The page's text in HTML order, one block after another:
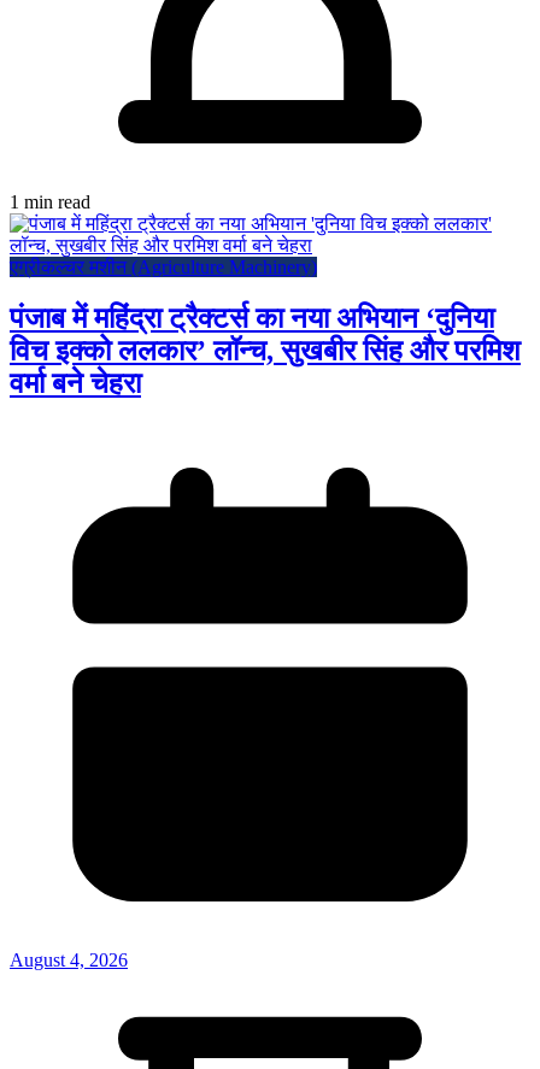
1 min read
एग्रीकल्चर मशीन (Agriculture Machinery)
पंजाब में महिंद्रा ट्रैक्टर्स का नया अभियान ‘दुनिया
विच इक्को ललकार’ लॉन्च, सुखबीर सिंह और परमिश
वर्मा बने चेहरा
August 4, 2026